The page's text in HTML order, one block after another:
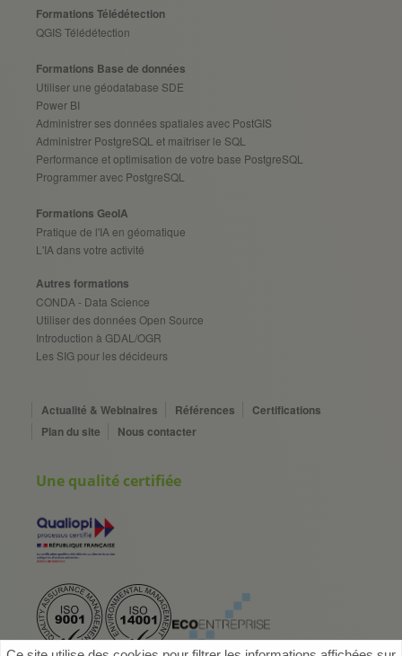
Formations Télédétection
QGIS Télédétection
Formations Base de données
Utiliser une géodatabase SDE
Power BI
Administrer ses données spatiales avec PostGIS
Administrer PostgreSQL et maîtriser le SQL
Performance et optimisation de votre base PostgreSQL
Programmer avec PostgreSQL
Formations GeoIA
Pratique de l'IA en géomatique
L'IA dans votre activité
Autres formations
CONDA - Data Science
Utiliser des données Open Source
Introduction à GDAL/OGR
Les SIG pour les décideurs
Actualité & Webinaires Références
Certifications
Plan du site
Nous contacter
Une qualité certifiée